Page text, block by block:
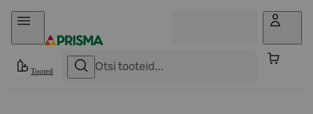
Otse sisu juurde
Tooted